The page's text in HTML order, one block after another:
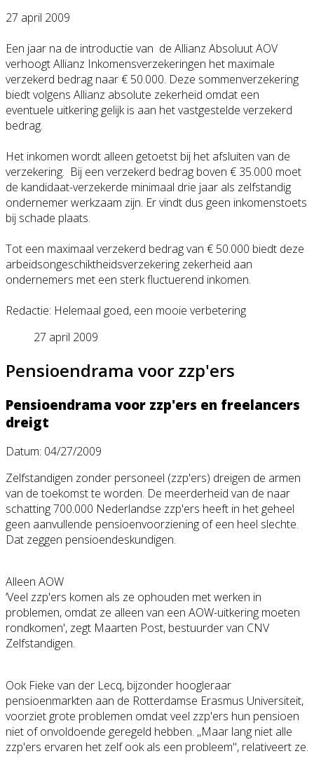
27 april 2009
Een jaar na de introductie van de Allianz Absoluut AOV
verhoogt Allianz Inkomensverzekeringen het maximale
verzekerd bedrag naar € 50.000. Deze sommenverzekering
biedt volgens Allianz absolute zekerheid omdat een
eventuele uitkering gelijk is aan het vastgestelde verzekerd
bedrag.
Het inkomen wordt alleen getoetst bij het afsluiten van de
verzekering. Bij een verzekerd bedrag boven € 35.000 moet
de kandidaat-verzekerde minimaal drie jaar als zelfstandig
ondernemer werkzaam zijn. Er vindt dus geen inkomenstoets
bij schade plaats.
Tot een maximaal verzekerd bedrag van € 50.000 biedt deze
arbeidsongeschiktheidsverzekering zekerheid aan
ondernemers met een sterk fluctuerend inkomen.
Redactie: Helemaal goed, een mooie verbetering
27 april 2009
Pensioendrama voor zzp'ers
Pensioendrama voor zzp'ers en freelancers
dreigt
Datum: 04/27/2009
Zelfstandigen zonder personeel (zzp'ers) dreigen de armen
van de toekomst te worden. De meerderheid van de naar
schatting 700.000 Nederlandse zzp'ers heeft in het geheel
geen aanvullende pensioenvoorziening of een heel slechte.
Dat zeggen pensioendeskundigen.
Alleen AOW
‘Veel zzp'ers komen als ze ophouden met werken in
problemen, omdat ze alleen van een AOW-uitkering moeten
rondkomen', zegt Maarten Post, bestuurder van CNV
Zelfstandigen.
Ook Fieke van der Lecq, bijzonder hoogleraar
pensioenmarkten aan de Rotterdamse Erasmus Universiteit,
voorziet grote problemen omdat veel zzp'ers hun pensioen
niet of onvoldoende geregeld hebben. ,,Maar lang niet alle
zzp'ers ervaren het zelf ook als een probleem'', relativeert ze.